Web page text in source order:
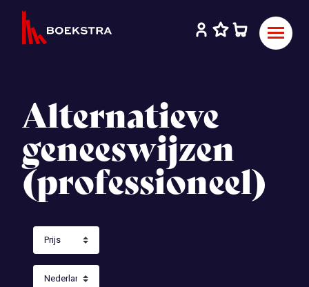
Alternatieve
geneeswijzen
(professioneel)